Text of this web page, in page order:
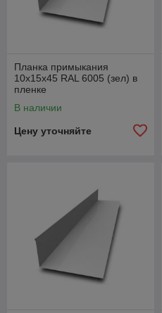
Планка примыкания
10х15х45 RAL 6005 (зел) в
пленке
В наличии
Цену уточняйте